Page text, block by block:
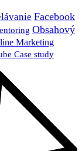
Facebook
Obsahový
Marketing
Case study